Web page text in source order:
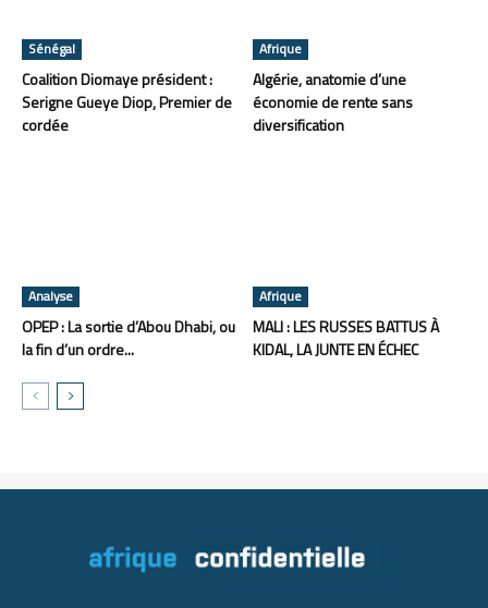
Sénégal
Coalition Diomaye président :
Serigne Gueye Diop, Premier de
cordée
Afrique
Algérie, anatomie d’une
économie de rente sans
diversification
Analyse
OPEP : La sortie d’Abou Dhabi, ou
la fin d’un ordre...
Afrique
MALI : LES RUSSES BATTUS À
KIDAL, LA JUNTE EN ÉCHEC